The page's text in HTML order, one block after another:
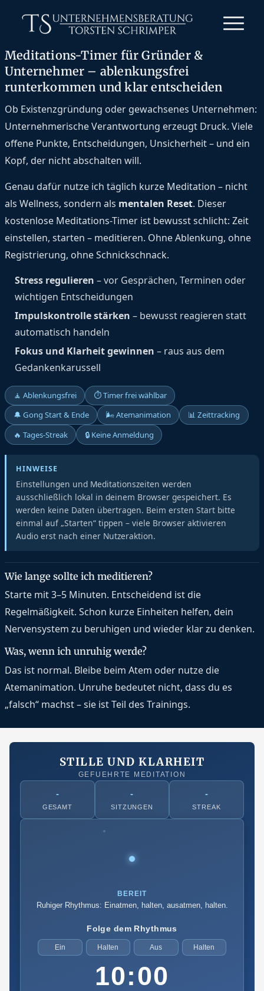
Meditations-Timer für Gründer &
Unternehmer – ablenkungsfrei
runterkommen und klar entscheiden
Ob Existenzgründung oder gewachsenes Unternehmen:
Unternehmerische Verantwortung erzeugt Druck. Viele
offene Punkte, Entscheidungen, Unsicherheit – und ein
Kopf, der nicht abschalten will.
Genau dafür nutze ich täglich kurze Meditation – nicht
als Wellness, sondern als mentalen Reset. Dieser
kostenlose Meditations-Timer ist bewusst schlicht: Zeit
einstellen, starten – meditieren. Ohne Ablenkung, ohne
Registrierung, ohne Schnickschnack.
Stress regulieren – vor Gesprächen, Terminen oder
wichtigen Entscheidungen
Impulskontrolle stärken – bewusst reagieren statt
automatisch handeln
Fokus und Klarheit gewinnen – raus aus dem
Gedankenkarussell
🧘 Ablenkungsfrei
⏱ Timer frei wählbar
🔔 Gong Start & Ende
🌬 Atemanimation
📊 Zeittracking
🔥 Tages-Streak
🔒 Keine Anmeldung
HINWEISE
Einstellungen und Meditationszeiten werden
ausschließlich lokal in deinem Browser gespeichert. Es
werden keine Daten übertragen. Beim ersten Start bitte
einmal auf „Starten“ tippen – viele Browser aktivieren
Audio erst nach einer Nutzeraktion.
Wie lange sollte ich meditieren?
Starte mit 3–5 Minuten. Entscheidend ist die
Regelmäßigkeit. Schon kurze Einheiten helfen, dein
Nervensystem zu beruhigen und wieder klar zu denken.
Was, wenn ich unruhig werde?
Das ist normal. Bleibe beim Atem oder nutze die
Atemanimation. Unruhe bedeutet nicht, dass du es
„falsch“ machst – sie ist Teil des Trainings.
STILLE UND KLARHEIT
GEFUEHRTE MEDITATION
-
GESAMT
-
SITZUNGEN
-
STREAK
BEREIT
Ruhiger Rhythmus: Einatmen, halten, ausatmen, halten.
Folge dem Rhythmus
Ein Halten Aus Halten
10:00